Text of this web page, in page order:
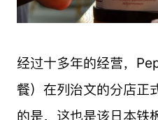
经过十多年的经营，
餐）在列治文的分店正
的是，这也是该日本铁